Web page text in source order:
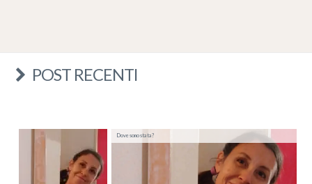
POST RECENTI
Dove sono stata?